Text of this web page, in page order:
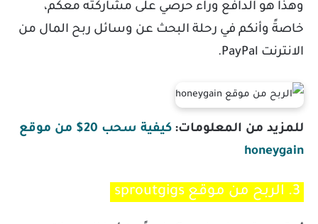
وهذا هو الدافع وراء حرصي على مشاركته معكم،
خاصةً وأنكم في رحلة البحث عن وسائل ربح المال من
الانترنت PayPal.
للمزيد من المعلومات:
كيفية سحب 20$ من موقع
honeygain
3. الربح من موقع sproutgigs